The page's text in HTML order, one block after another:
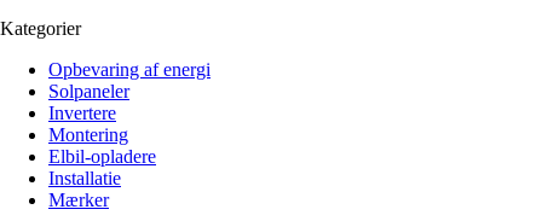
Kategorier
Opbevaring af energi
Solpaneler
Invertere
Montering
Elbil-opladere
Installatie
Mærker